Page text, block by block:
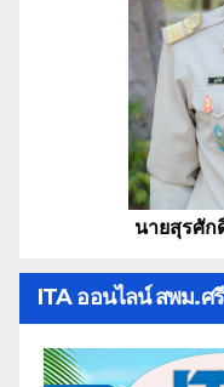
นายสุรศัก
ITA ออนไลน์ สพม.ศ